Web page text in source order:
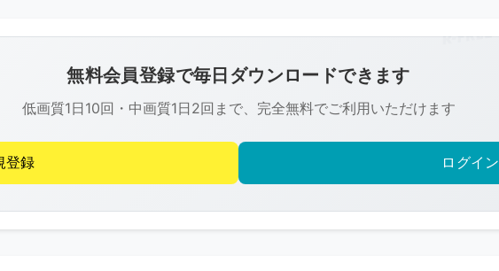
像
R-
FREE
著
作
権
無料会員登録で毎日ダウンロードできます
低画質1日10回・中画質1日2回まで、完全無料でご利用いただけます
登録 ログイン